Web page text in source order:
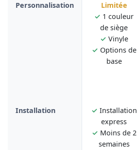
Personnalisation
Limitée
✓ 1 couleur
de siège
✓ Vinyle
✓ Options de
base
Installation ✓ Installation
express
✓ Moins de 2
semaines